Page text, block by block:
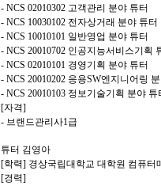
- NCS 02010302 고객관리 분야 튜터
- NCS 10030102 전자상거래 분야 튜터
- NCS 10010101 일반영업 분야 튜터
- NCS 20010702 인공지능서비스기획
- NCS 02010101 경영기획 분야 튜터
- NCS 20010202 응용SW엔지니어링
- NCS 20010103 정보기술기획 분야 튜
[자격]
- 브랜드관리사1급
튜터 김영아
[학력] 경상국립대학교 대학원 컴퓨터
[경력]